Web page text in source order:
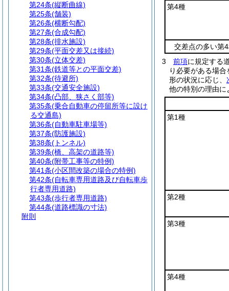
第4種
交差点の多い第
3
前項に規定する
り必要がある場
形の状況に応じ、
他の特別の理由に
第1種
第2種
第3種
第4種
第24条(縦断曲線)
第25条(舗装)
第26条(横断勾配)
第27条(合成勾配)
第28条(排水施設)
第29条(平面交差又は接続)
第30条(立体交差)
第31条(鉄道等との平面交差)
第32条(待避所)
第33条(交通安全施設)
第34条(凸部、狭さく部等)
第35条(乗合自動車の停留所等に設け
る交通島)
第36条(自動車駐車場等)
第37条(防護施設)
第38条(トンネル)
第39条(橋、高架の道路等)
第40条(附帯工事等の特例)
第41条(小区間改築の場合の特例)
第42条(自転車専用道路及び自転車歩
行者専用道路)
第43条(歩行者専用道路)
第44条(道路標識の寸法)
附則